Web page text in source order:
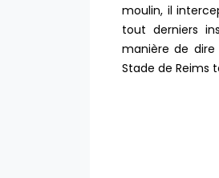
moulin, il
tout derniers
manière de dire
Stade de Reims